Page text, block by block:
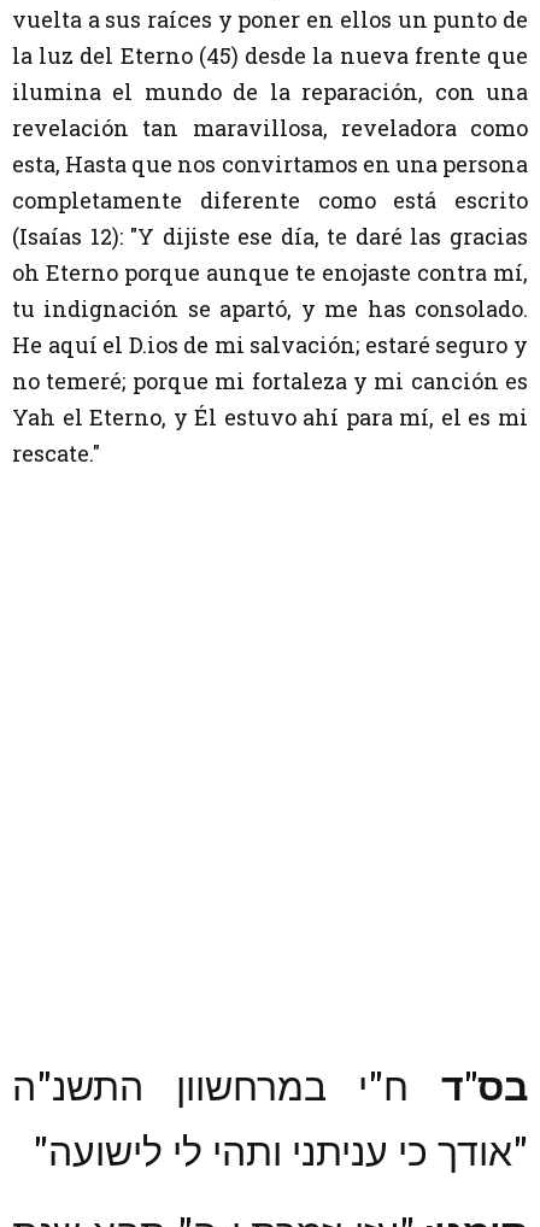
vuelta a sus raíces y poner en ellos un punto de
la luz del Eterno (45) desde la nueva frente que
ilumina el mundo de la reparación, con una
revelación tan maravillosa, reveladora como
esta, Hasta que nos convirtamos en una persona
completamente diferente como está escrito
(Isaías 12): "Y dijiste ese día, te daré las gracias
oh Eterno porque aunque te enojaste contra mí,
tu indignación se apartó, y me has consolado.
He aquí el D.ios de mi salvación; estaré seguro y
no temeré; porque mi fortaleza y mi canción es
Yah el Eterno, y Él estuvo ahí para mí, el es mi
rescate."
בס"ד ח"י במרחשוון התשנ"ה
"אודך כי עניתני ותהי לי לישועה"